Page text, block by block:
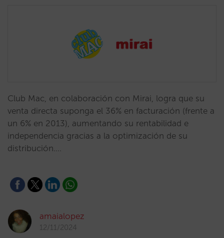
Club Mac, en colaboración con Mirai, logra que su
venta directa suponga el 36% en facturación (frente a
un 6% en 2013), aumentando su rentabilidad e
independencia gracias a la optimización de su
distribución.…
amaialopez
12/11/2024